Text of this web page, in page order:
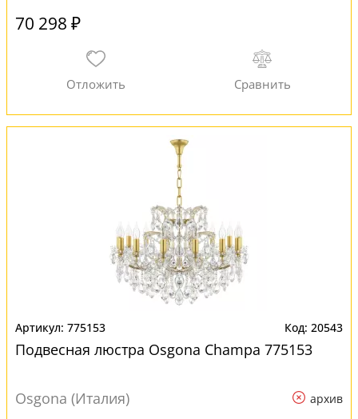
70 298 ₽
775153 20543
Подвесная люстра Osgona Champa 775153
Osgona (Италия) архив